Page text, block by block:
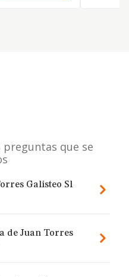
preguntas que se
Galisteo Sl
de Juan Torres